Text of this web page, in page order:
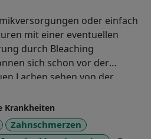
oder einfach
mit einer eventuellen
durch Bleaching
sich schon vor der
Lachen sehen von der
entscheiden.
Krankheiten
Zahnschmerzen